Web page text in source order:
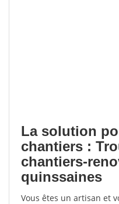
La solution
chantiers :
chantiers-
quinssaines
Vous êtes un artisan et